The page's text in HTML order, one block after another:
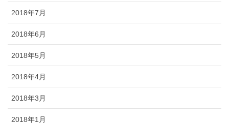
2018年7月
2018年6月
2018年5月
2018年4月
2018年3月
2018年1月